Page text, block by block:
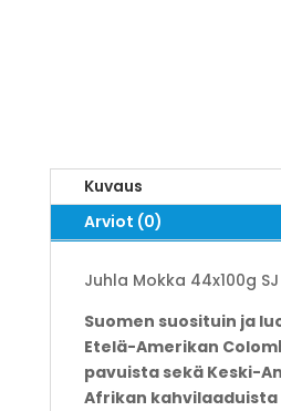
Kuvaus
Arviot (0)
Juhla Mokka 44x100g SJ
Suomen suosituin ja
Etelä-Amerikan
pavuista sekä Keski-
Afrikan kahvilaaduista